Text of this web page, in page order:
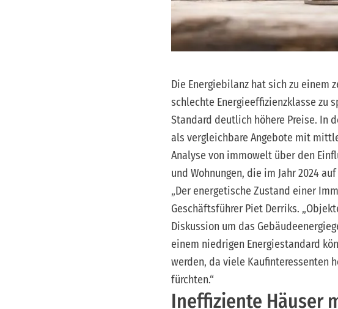
Die Energiebilanz hat sich zu einem
schlechte Energieeffizienzklasse zu
Standard deutlich höhere Preise. In
als vergleichbare Angebote mit
Analyse von immowelt über den
und Wohnungen, die im Jahr 2024
„Der energetische Zustand einer
Geschäftsführer Piet Derriks.
Diskussion um das
einem niedrigen Energiestandard
werden, da viele Kaufinteressenten
fürchten.“
Ineffiziente Häuser